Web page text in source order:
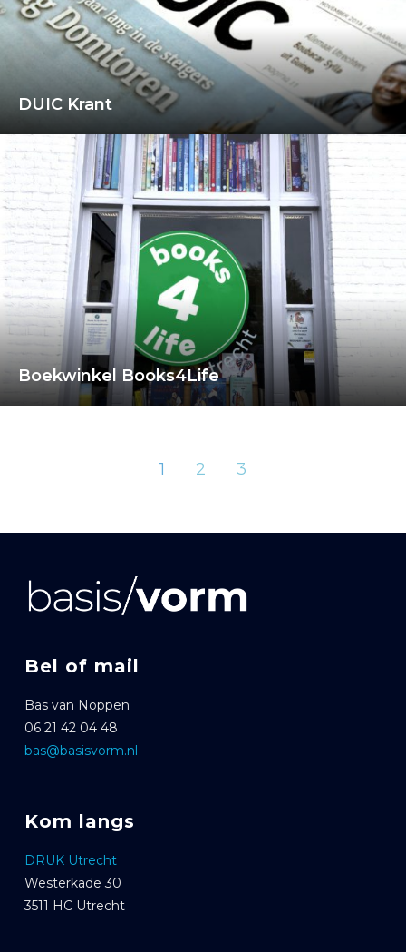
DUIC Krant
Boekwinkel Books4Life
1 2 3
Bel of mail
Bas van Noppen
06 21 42 04 48
bas@basisvorm.nl
Kom langs
DRUK Utrecht
Westerkade 30
3511 HC Utrecht